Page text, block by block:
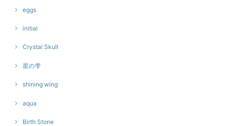
eggs
initial
Crystal Skull
星の雫
shining wing
aqua
Birth Stone